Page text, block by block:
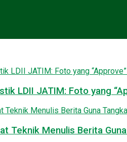
LDII JATIM: Foto yang
Teknik Menulis Berita